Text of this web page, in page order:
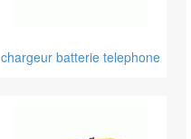
chargeur batterie telephone